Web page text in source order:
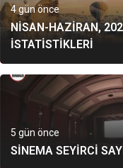
4 gün önce
NISAN-HAZIRAN,
İSTATISTIKLERI
5 gün önce
SINEMA SEYIRCI